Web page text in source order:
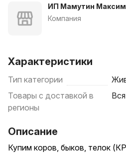
ИП Мамутин
Компания
Характеристики
Тип категории
Товары с доставкой в
регионы
Описание
Купим коров, быков, телок